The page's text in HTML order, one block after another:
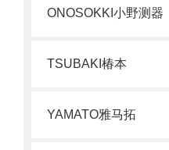
ONOSOKKI小野测器
TSUBAKI椿本
YAMATO雅马拓